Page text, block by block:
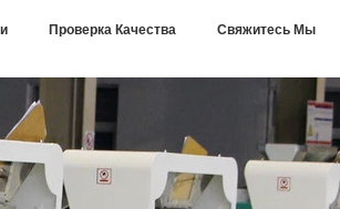
Проверка Качества Свяжитесь Мы